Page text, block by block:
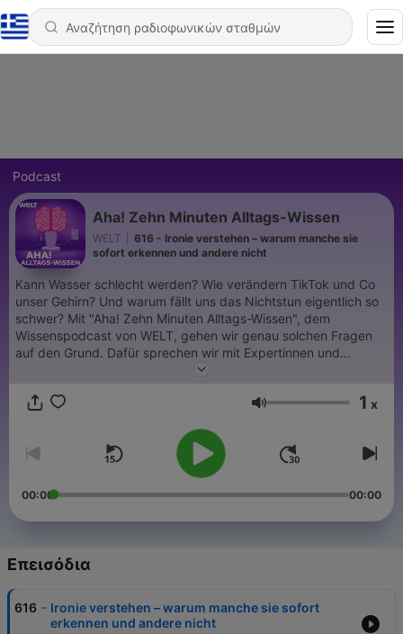
Podcast
Aha! Zehn Minuten Alltags-Wissen
WELT
616 - Ironie verstehen – warum manche sie
sofort erkennen und andere nicht
Kann Wasser schlecht werden? Wie verändern TikTok und Co
unser Gehirn? Und warum fällt uns das Nichtstun eigentlich so
schwer? Mit "Aha! Zehn Minuten Alltags-Wissen", dem
Wissenspodcast von WELT, gehen wir genau solchen Fragen
auf den Grund. Dafür sprechen wir mit Expertinnen und
Experten, die uns helfen, die Welt noch besser zu verstehen.
psychologische Phänomene oder Alltagsfragen, die ihr euch
"Aha! Zehn Minuten Alltags-Wissen", der Wissenschaftspodcast
von WELT erscheint jede Woche dienstags, mittwochs und
donnerstags ab 2 Uhr – bei WELT und überall, wo es Podcast
gibt. Wir freuen uns über Feedback an wissen@welt.de.
Ένταση 1 x
00:00 00:00
Επεισόδια
616 - Ironie verstehen – warum manche sie sofort
erkennen und andere nicht